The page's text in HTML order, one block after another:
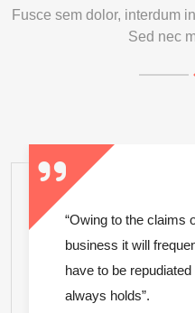
Fusce sem dolor, interdum
Sed nec
“Owing to the claims
business it will
have to be
always holds”.